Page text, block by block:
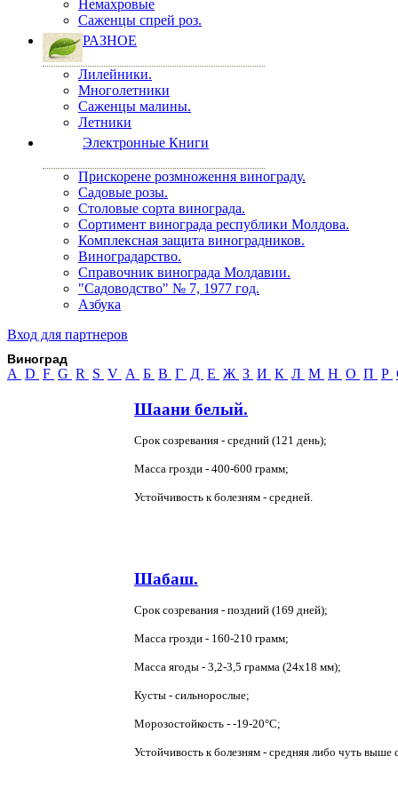
Немахровые
Саженцы спрей роз.
РАЗНОЕ
Лилейники.
Многолетники
Саженцы малины.
Летники
Электронные Книги
Прискорене розмноження винограду.
Садовые розы.
Столовые сорта винограда.
Сортимент винограда республики Молдова.
Комплексная защита виноградников.
Виноградарство.
Справочник винограда Молдавии.
"Садоводство" № 7, 1977 год.
Азбука
Вход для партнеров
Виноград
A D F G R S V А Б В Г Д Е Ж З И К Л М Н О П Р
Шаани белый.
Срок созревания - средний (121 день);
Масса грозди - 400-600 грамм;
Устойчивость к болезням - средней.
Шабаш.
Срок созревания - поздний (169 дней);
Масса грозди - 160-210 грамм;
Масса ягоды - 3,2-3,5 грамма (24х18 мм);
Кусты - сильнорослые;
Морозостойкость - -19-20°С;
Устойчивость к болезням - средняя либо чуть выше